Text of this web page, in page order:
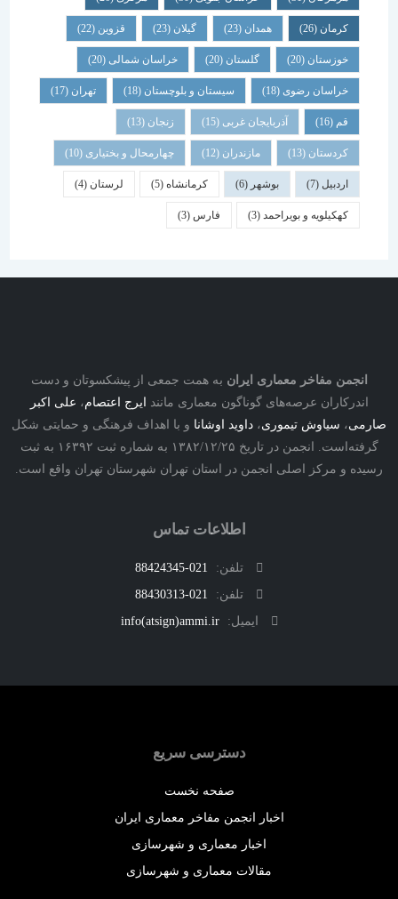
کرمان(26) همدان(23) گیلان(23) قزوین(22)
خوزستان(20) گلستان(20) خراسان شمالی(20)
خراسان رضوی(18) سیستان و بلوچستان(18) تهران(17)
(16) آذربایجان غربی (15) زنجان(13)
کردستان(13) مازندران(12) چهارمحال و بختیاری(10)
اردبیل(7) بوشهر(6) کرمانشاه(5) لرستان(4)
کهکیلویه و بویراحمد(3) فارس (3)
انجمن مفاخر معماری ایران به همت جمعی از پیشکسوتان و دست
اندرکاران عرصه‌های گوناگون معماری مانندایرج اعتصام،علی اکبر
،سیاوش تیموری،داوید اوشاناو با اهداف فرهنگی و حمایتی شکل
گرفته‌است. انجمن در تاریخ ۱۳۸۲/۱۲/۲۵ به شماره ثبت ۱۶۳۹۲ به ثبت
رسیده و مرکز اصلی انجمن در استان تهران شهرستان تهران واقع است.
اطلاعات تماس
تلفن:
021-88424345
تلفن:
021-88430313
ایمیل: info(atsign)ammi.ir
دسترسی سریع
صفحه نخست
اخبار انجمن مفاخر معماری ایران
اخبار معماری و شهرسازی
مقالات معماری و شهرسازی